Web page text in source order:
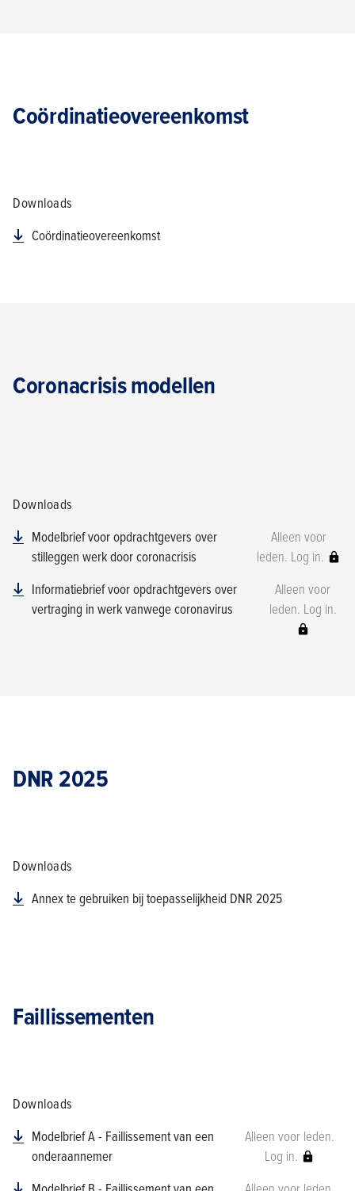
Coördinatieovereenkomst
Downloads
Coördinatieovereenkomst
Coronacrisis modellen
Downloads
Modelbrief voor opdrachtgevers over
stilleggen werk door coronacrisis
Alleen voor
leden. Log in.
Informatiebrief voor opdrachtgevers over
vertraging in werk vanwege coronavirus
Alleen voor
DNR 2025
Downloads
Annex te gebruiken bij toepasselijkheid DNR 2025
Faillissementen
Downloads
Modelbrief A - Faillissement van een
onderaannemer
Alleen voor leden.
Log in.